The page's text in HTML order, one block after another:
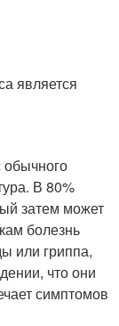
является
обычного
В 80%
затем может
болезнь
или гриппа,
что они
симптомов